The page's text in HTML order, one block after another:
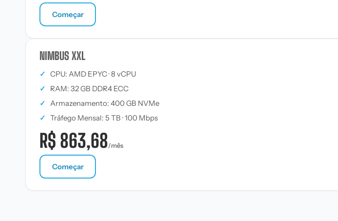
Começar
NIMBUS XXL
✓ CPU: AMD EPYC · 8 vCPU
✓
RAM: 32 GB DDR4 ECC
✓ Armazenamento: 400 GB NVMe
✓ Tráfego Mensal: 5 TB · 100 Mbps
R$ 863,68/mês
Começar